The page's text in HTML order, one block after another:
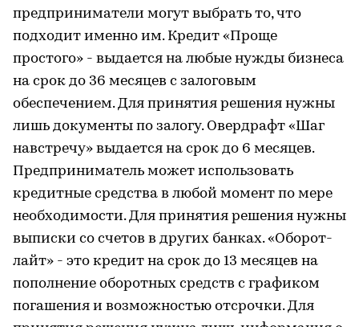
предприниматели могут выбрать то, что
подходит именно им. Кредит «Проще
простого» - выдается на любые нужды бизнеса
на срок до 36 месяцев с залоговым
обеспечением. Для принятия решения нужны
лишь документы по залогу. Овердрафт «Шаг
навстречу» выдается на срок до 6 месяцев.
Предприниматель может использовать
кредитные средства в любой момент по мере
необходимости. Для принятия решения нужны
выписки со счетов в других банках. «Оборот-
лайт» - это кредит на срок до 13 месяцев на
пополнение оборотных средств с графиком
погашения и возможностью отсрочки. Для